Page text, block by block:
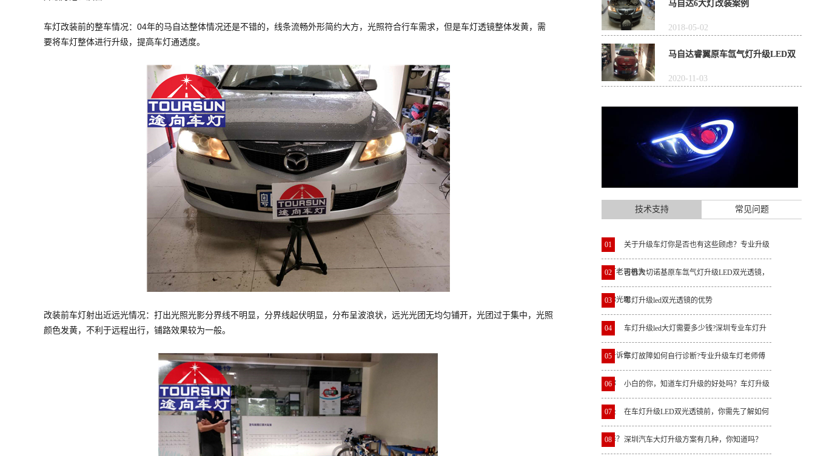
车灯改装前的整车情况：04年的马自达整体情况还是不错的，线条流畅外形简约大方，光照符合行车需求，但是车灯透镜整体发黄，需
要将车灯整体进行升级，提高车灯通透度。
改装前车灯射出近远光情况：打出光照光影分界线不明显，分界线起伏明显，分布呈波浪状，远光光团无均匀铺开，光团过于集中，光照
颜色发黄，不利于远程出行，铺路效果较为一般。
马自达6大灯改装案例
2018-05-02
马自达睿翼原车氙气灯升级LED双
光透镜
2020-11-03
技术支持 常见问题
01 关于升级车灯你是否也有这些顾虑？专业升级
车灯老司机为
02 吉普大切诺基原车氙气灯升级LED双光透镜，
还你光明
03 车灯升级led双光透镜的优势
04 车灯升级led大灯需要多少钱?深圳专业车灯升
级告诉你
05 车灯故障如何自行诊断?专业升级车灯老师傅
教你
06 小白的你，知道车灯升级的好处吗？车灯升级
好处
07 在车灯升级LED双光透镜前，你需先了解如何
选择？
08 深圳汽车大灯升级方案有几种，你知道吗？